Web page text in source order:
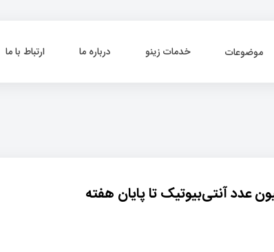
موضوعات خدمات زینو درباره ما ارتباط با ما